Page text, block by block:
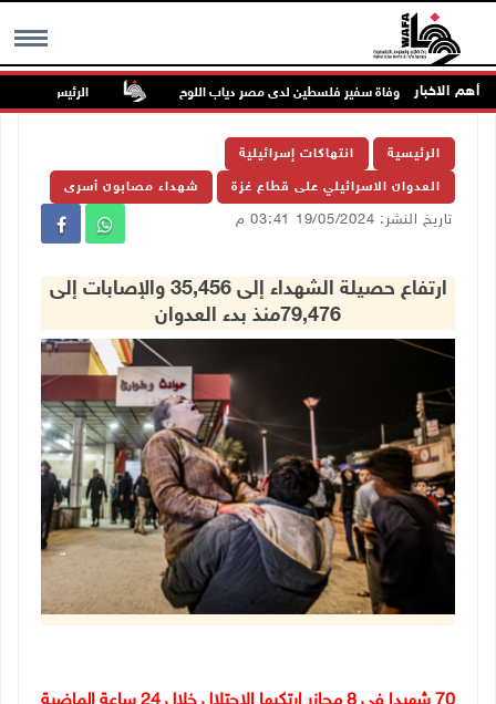
MENU أهم الاخباروفاة سفير فلسطين لدى مصر دياب اللوح الرئيس ينعى
الرئيسية انتهاكات إسرائيلية
العدوان الاسرائيلي على قطاع غزة شهداء مصابون أسرى
تاريخ النشر: 19/05/2024 03:41 م
ارتفاع حصيلة الشهداء إلى 35,456 والإصابات إلى
79,476منذ بدء العدوان